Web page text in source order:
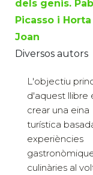
dels genis.
Picasso i
Joan
Diversos autors
L'objectiu
d'aquest llibre
crear una eina
turística
experiències
culinàries al